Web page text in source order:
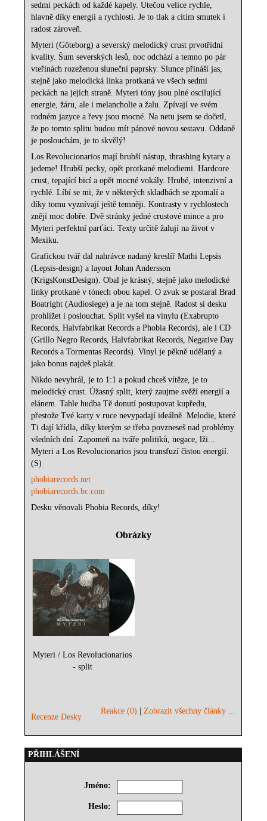
sedmi peckách od každé kapely. Utečou velice rychle,
hlavně díky energii a rychlosti. Je to tlak a cítím smutek i
radost zároveň.
Myteri (Göteborg) a severský melodický crust prvotřídní
kvality. Šum severských lesů, noc odchází a temno po pár
vteřinách rozeženou sluneční paprsky. Slunce přináší jas,
stejně jako melodická linka protkaná ve všech sedmi
peckách na jejich straně. Myteri tóny jsou plné oscilující
energie, žáru, ale i melancholie a žalu. Zpívají ve svém
rodném jazyce a řevy jsou mocné. Na netu jsem se dočetl,
že po tomto splitu budou mít pánové novou sestavu. Oddaně
je poslouchám, je to skvělý!
Los Revolucionarios mají hrubší nástup, thrashing kytary a
jedeme! Hrubší pecky, opět protkané melodiemi. Hardcore
crust, tepající bicí a opět mocné vokály. Hrubé, intenzivní a
rychlé. Líbí se mi, že v některých skladbách se zpomalí a
díky tomu vyznívají ještě temněji. Kontrasty v rychlostech
znějí moc dobře. Dvě stránky jedné crustové mince a pro
Myteri perfektní parťáci. Texty určitě žalují na život v
Mexiku.
Grafickou tvář dal nahrávce nadaný kreslíř Mathi Lepsis
(Lepsis-design) a layout Johan Andersson
(KrigsKonstDesign). Obal je krásný, stejně jako melodické
linky protkané v tónech obou kapel. O zvuk se postaral Brad
Boatright (Audiosiege) a je na tom stejně. Radost si desku
prohlížet i poslouchat. Split vyšel na vinylu (Exabrupto
Records, Halvfabrikat Records a Phobia Records), ale i CD
(Grillo Negro Records, Halvfabrikat Records, Negative Day
Records a Tormentas Records). Vinyl je pěkně udělaný a
jako bonus najdeš plakát.
Nikdo nevyhrál, je to 1:1 a pokud chceš vítěze, je to
melodický crust. Úžasný split, který zaujme svěží energií a
elánem. Tahle hudba Tě donutí postupovat kupředu,
přestože Tvé karty v ruce nevypadají ideálně. Melodie, které
Ti dají křídla, díky kterým se třeba povzneseš nad problémy
všedních dní. Zapomeň na tváře politiků, negace, lži...
Myteri a Los Revolucionarios jsou transfuzí čistou energií.
(S)
phobiarecords.net
phobiarecords.bc.com
Desku věnovali Phobia Records, díky!
Obrázky
Myteri / Los Revolucionarios
- split
Recenze Desky
Reakce (0) |Zobrazit všechny články ...
PŘIHLÁŠENÍ
Jméno:
Heslo: